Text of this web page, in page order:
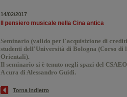
14/02/2017
Il pensiero musicale nella Cina antica
Seminario (valido per l'acquisizione di
studenti dell'Università di Bologna (Corso
Orientali).
Il seminario si è tenuto negli spazi del
A cura di Alessandro Guidi.
Torna indietro